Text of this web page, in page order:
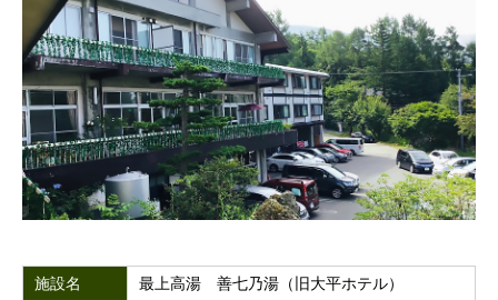
施設名
最上高湯 善七乃湯（旧大平ホテル）